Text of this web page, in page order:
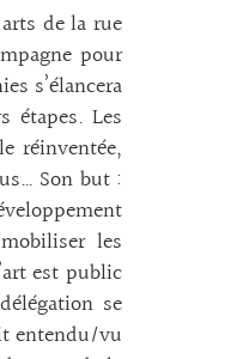
de la rue
pour
s’élancera
étapes. Les
réinventée,
Son but :
les
est public
se
entendu/vu